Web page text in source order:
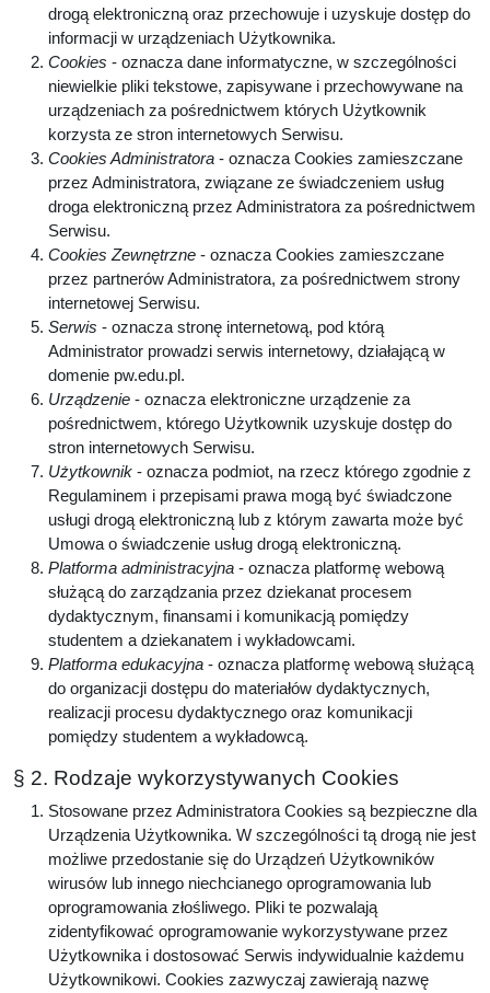
drogą elektroniczną oraz przechowuje i uzyskuje dostęp do
informacji w urządzeniach Użytkownika.
Cookies - oznacza dane informatyczne, w szczególności
niewielkie pliki tekstowe, zapisywane i przechowywane na
urządzeniach za pośrednictwem których Użytkownik
korzysta ze stron internetowych Serwisu.
Cookies Administratora - oznacza Cookies zamieszczane
przez Administratora, związane ze świadczeniem usług
droga elektroniczną przez Administratora za pośrednictwem
Serwisu.
Cookies Zewnętrzne - oznacza Cookies zamieszczane
przez partnerów Administratora, za pośrednictwem strony
internetowej Serwisu.
Serwis - oznacza stronę internetową, pod którą
Administrator prowadzi serwis internetowy, działającą w
domenie pw.edu.pl.
Urządzenie - oznacza elektroniczne urządzenie za
pośrednictwem, którego Użytkownik uzyskuje dostęp do
stron internetowych Serwisu.
Użytkownik - oznacza podmiot, na rzecz którego zgodnie z
Regulaminem i przepisami prawa mogą być świadczone
usługi drogą elektroniczną lub z którym zawarta może być
Umowa o świadczenie usług drogą elektroniczną.
Platforma administracyjna - oznacza platformę webową
służącą do zarządzania przez dziekanat procesem
dydaktycznym, finansami i komunikacją pomiędzy
studentem a dziekanatem i wykładowcami.
Platforma edukacyjna - oznacza platformę webową służącą
do organizacji dostępu do materiałów dydaktycznych,
realizacji procesu dydaktycznego oraz komunikacji
pomiędzy studentem a wykładowcą.
§ 2. Rodzaje wykorzystywanych Cookies
Stosowane przez Administratora Cookies są bezpieczne dla
Urządzenia Użytkownika. W szczególności tą drogą nie jest
możliwe przedostanie się do Urządzeń Użytkowników
wirusów lub innego niechcianego oprogramowania lub
oprogramowania złośliwego. Pliki te pozwalają
zidentyfikować oprogramowanie wykorzystywane przez
Użytkownika i dostosować Serwis indywidualnie każdemu
Użytkownikowi. Cookies zazwyczaj zawierają nazwę